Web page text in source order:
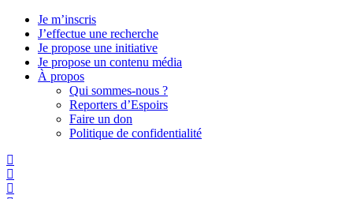
Je m’inscris
J’effectue une recherche
Je propose une initiative
Je propose un contenu média
À propos
Qui sommes-nous ?
Reporters d’Espoirs
Faire un don
Politique de confidentialité